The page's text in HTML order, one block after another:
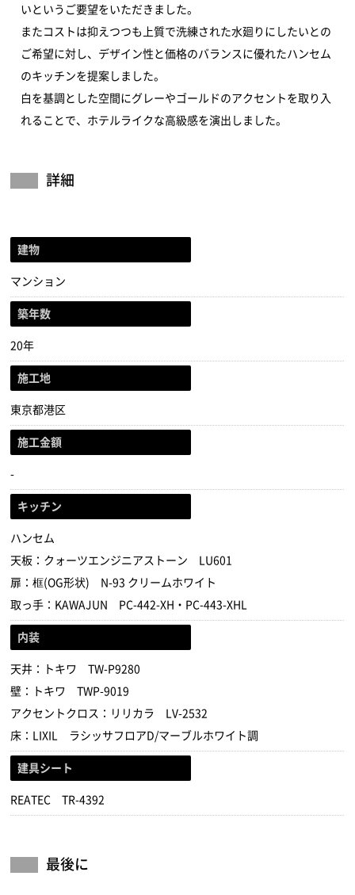
いというご要望をいただきました。
またコストは抑えつつも上質で洗練された水廻りにしたいとの
ご希望に対し、デザイン性と価格のバランスに優れたハンセム
のキッチンを提案しました。
白を基調とした空間にグレーやゴールドのアクセントを取り入
れることで、ホテルライクな高級感を演出しました。
詳細
建物
マンション
築年数
20年
施工地
東京都港区
施工金額
-
キッチン
ハンセム
天板：クォーツエンジニアストーン LU601
扉：框(OG形状) N-93 クリームホワイト
取っ手：KAWAJUN PC-442-XH・PC-443-XHL
内装
天井：トキワ TW-P9280
壁：トキワ TWP-9019
アクセントクロス：リリカラ LV-2532
床：LIXIL ラシッサフロアD/マーブルホワイト調
建具シート
REATEC TR-4392
最後に